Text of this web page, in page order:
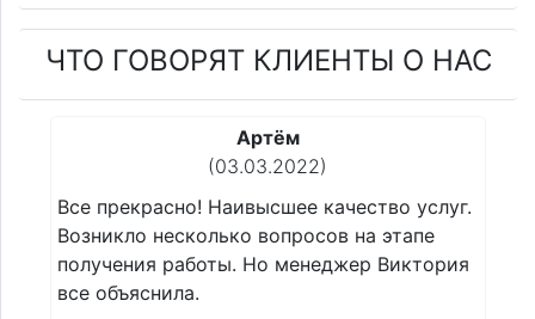
ЧТО ГОВОРЯТ КЛИЕНТЫ О НАС
услуг.
Сергей
(22.02.2022)
Все прекрасно! Наивысшее качество услуг.
Возникло несколько вопросов на этапе
получения работы. Но менеджер Виктория
все объяснила.